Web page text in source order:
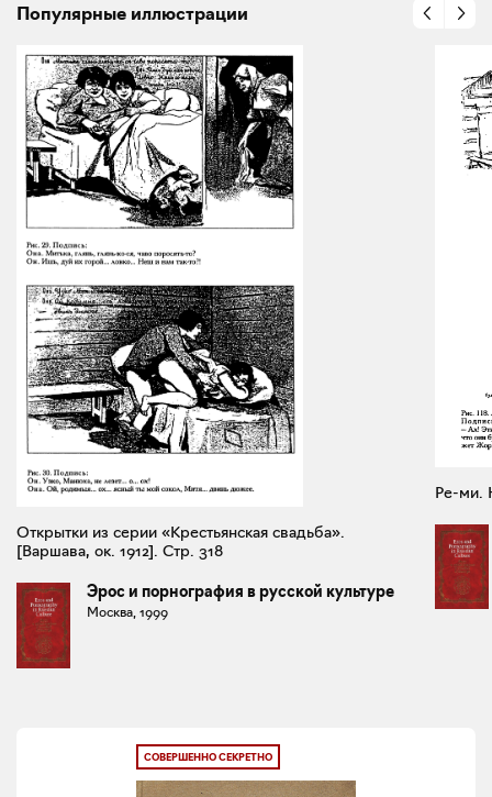
Популярные иллюстрации
Открытки из серии «Крестьянская свадьба».
[Варшава, ок. 1912]. Стр. 318
Эрос и порнография в русской культуре
Москва, 1999
Ре-ми.
СОВЕРШЕННО СЕКРЕТНО